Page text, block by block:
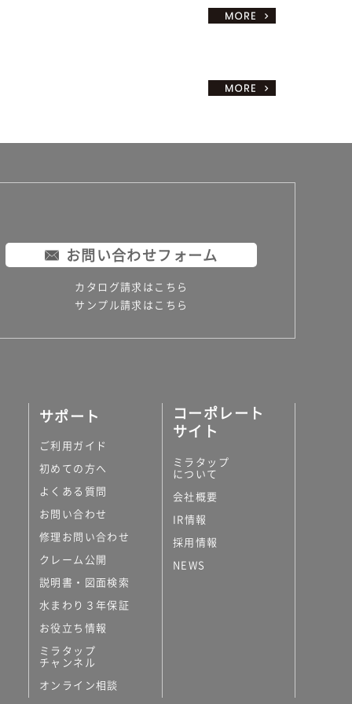
お問い合わせフォーム
カタログ請求はこちら
サンプル請求はこちら
サポート
ご利用ガイド
初めての方へ
よくある質問
お問い合わせ
修理お問い合わせ
クレーム公開
説明書・図面検索
水まわり３年保証
お役立ち情報
ミラタップ
チャンネル
オンライン相談
コーポレート
サイト
ミラタップ
について
会社概要
IR情報
採用情報
NEWS